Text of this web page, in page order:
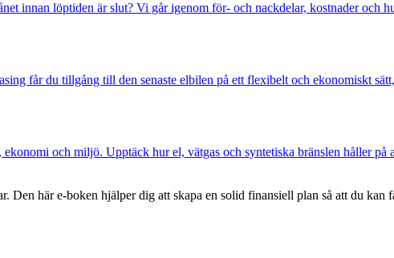
innan löptiden är slut? Vi går igenom för- och nackdelar, kostnader och
får du tillgång till den senaste elbilen på ett flexibelt och ekonomiskt
och miljö. Upptäck hur el, vätgas och syntetiska bränslen håller på
här e-boken hjälper dig att skapa en solid finansiell plan så att du kan